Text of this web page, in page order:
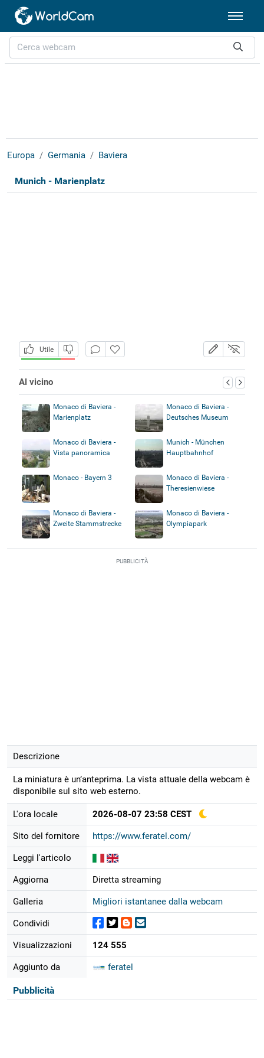
Europa Germania Baviera
Munich - Marienplatz
Utile
Al vicino
Monaco di Baviera -
Marienplatz
Monaco di Baviera -
Deutsches Museum
Monaco di Baviera -
Vista panoramica
Munich - München
Hauptbahnhof
Monaco - Bayern 3
Monaco di Baviera -
Theresienwiese
Monaco di Baviera -
Zweite Stammstrecke
Monaco di Baviera -
Olympiapark
PUBBLICITÀ
Descrizione
La miniatura è un’anteprima. La vista attuale della webcam è
disponibile sul sito web esterno.
L'ora locale 2026-08-07 23:58 CEST
Sito del fornitore https://www.feratel.com/
Leggi l'articolo
Aggiorna Diretta streaming
Galleria Migliori istantanee dalla webcam
Condividi
Visualizzazioni 124 555
Aggiunto da feratel
Pubblicità